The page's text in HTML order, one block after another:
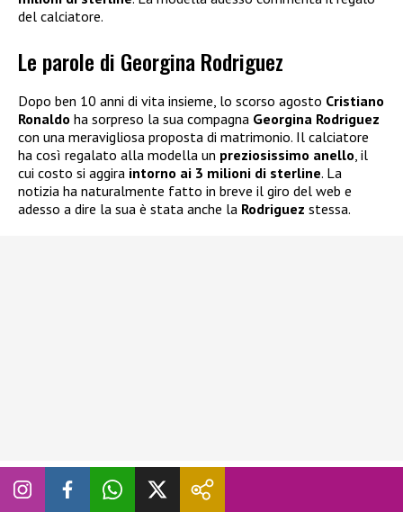
del calciatore.
Le parole di Georgina Rodriguez
Dopo ben 10 anni di vita insieme, lo scorso agosto Cristiano
Ronaldo ha sorpreso la sua compagna Georgina Rodriguez
con una meravigliosa proposta di matrimonio. Il calciatore
ha così regalato alla modella un preziosissimo anello, il
cui costo si aggira intorno ai 3 milioni di sterline. La
notizia ha naturalmente fatto in breve il giro del web e
adesso a dire la sua è stata anche la Rodriguez stessa.
Nel corso di un’intervista conElle Spagna
scherzato sul costosissimo anello